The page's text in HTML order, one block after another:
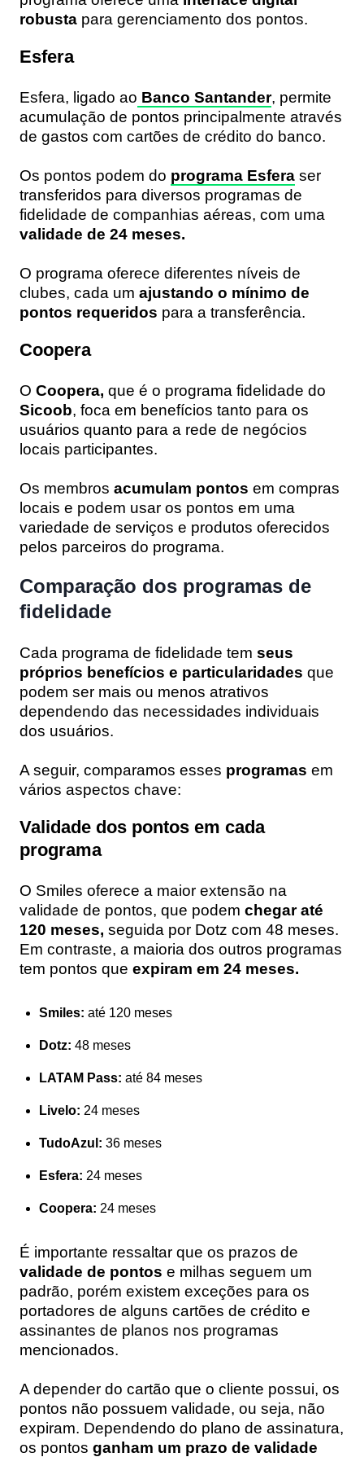
robusta para gerenciamento dos pontos.
Esfera
Esfera, ligado ao Banco Santander, permite
acumulação de pontos principalmente através
de gastos com cartões de crédito do banco.
Os pontos podem do programa Esfera ser
transferidos para diversos programas de
fidelidade de companhias aéreas, com uma
validade de 24 meses.
O programa oferece diferentes níveis de
clubes, cada um ajustando o mínimo de
pontos requeridos para a transferência.
Coopera
O Coopera, que é o programa fidelidade do
Sicoob, foca em benefícios tanto para os
usuários quanto para a rede de negócios
locais participantes.
Os membros acumulam pontos em compras
locais e podem usar os pontos em uma
variedade de serviços e produtos oferecidos
pelos parceiros do programa.
Comparação dos programas de
fidelidade
Cada programa de fidelidade tem seus
próprios benefícios e particularidades que
podem ser mais ou menos atrativos
dependendo das necessidades individuais
dos usuários.
A seguir, comparamos esses programas em
vários aspectos chave:
Validade dos pontos em cada
programa
O Smiles oferece a maior extensão na
validade de pontos, que podem chegar até
120 meses, seguida por Dotz com 48 meses.
Em contraste, a maioria dos outros programas
tem pontos que expiram em 24 meses.
Smiles: até 120 meses
Dotz: 48 meses
LATAM Pass: até 84 meses
Livelo: 24 meses
TudoAzul: 36 meses
Esfera: 24 meses
Coopera: 24 meses
É importante ressaltar que os prazos de
validade de pontos e milhas seguem um
padrão, porém existem exceções para os
portadores de alguns cartões de crédito e
assinantes de planos nos programas
mencionados.
A depender do cartão que o cliente possui, os
pontos não possuem validade, ou seja, não
expiram. Dependendo do plano de assinatura,
os pontos ganham um prazo de validade